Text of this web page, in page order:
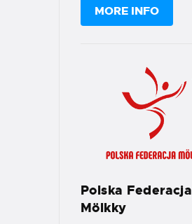
MORE INFO
Polska Federacja
Mölkky